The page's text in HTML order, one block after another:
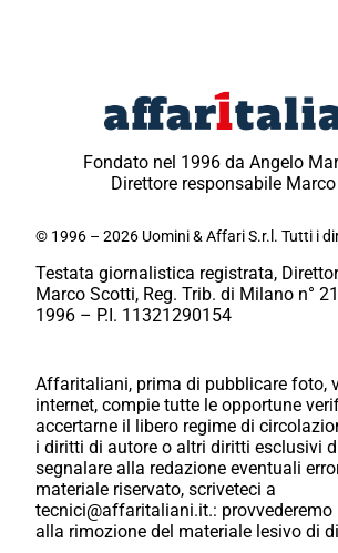
Fondato nel 1996 da Angelo
Direttore responsabile
© 1996 – 2026 Uomini & Affari S.r.l. Tutti i
Testata giornalistica registrata,
Marco Scotti, Reg. Trib. di Milano n°
1996 – P.I. 11321290154
Affaritaliani, prima di pubblicare foto,
internet, compie tutte le opportune
accertarne il libero regime di
i diritti di autore o altri diritti esclusivi
segnalare alla redazione eventuali
materiale riservato, scriveteci a
tecnici@affaritaliani.it.: provvederemo
alla rimozione del materiale lesivo di